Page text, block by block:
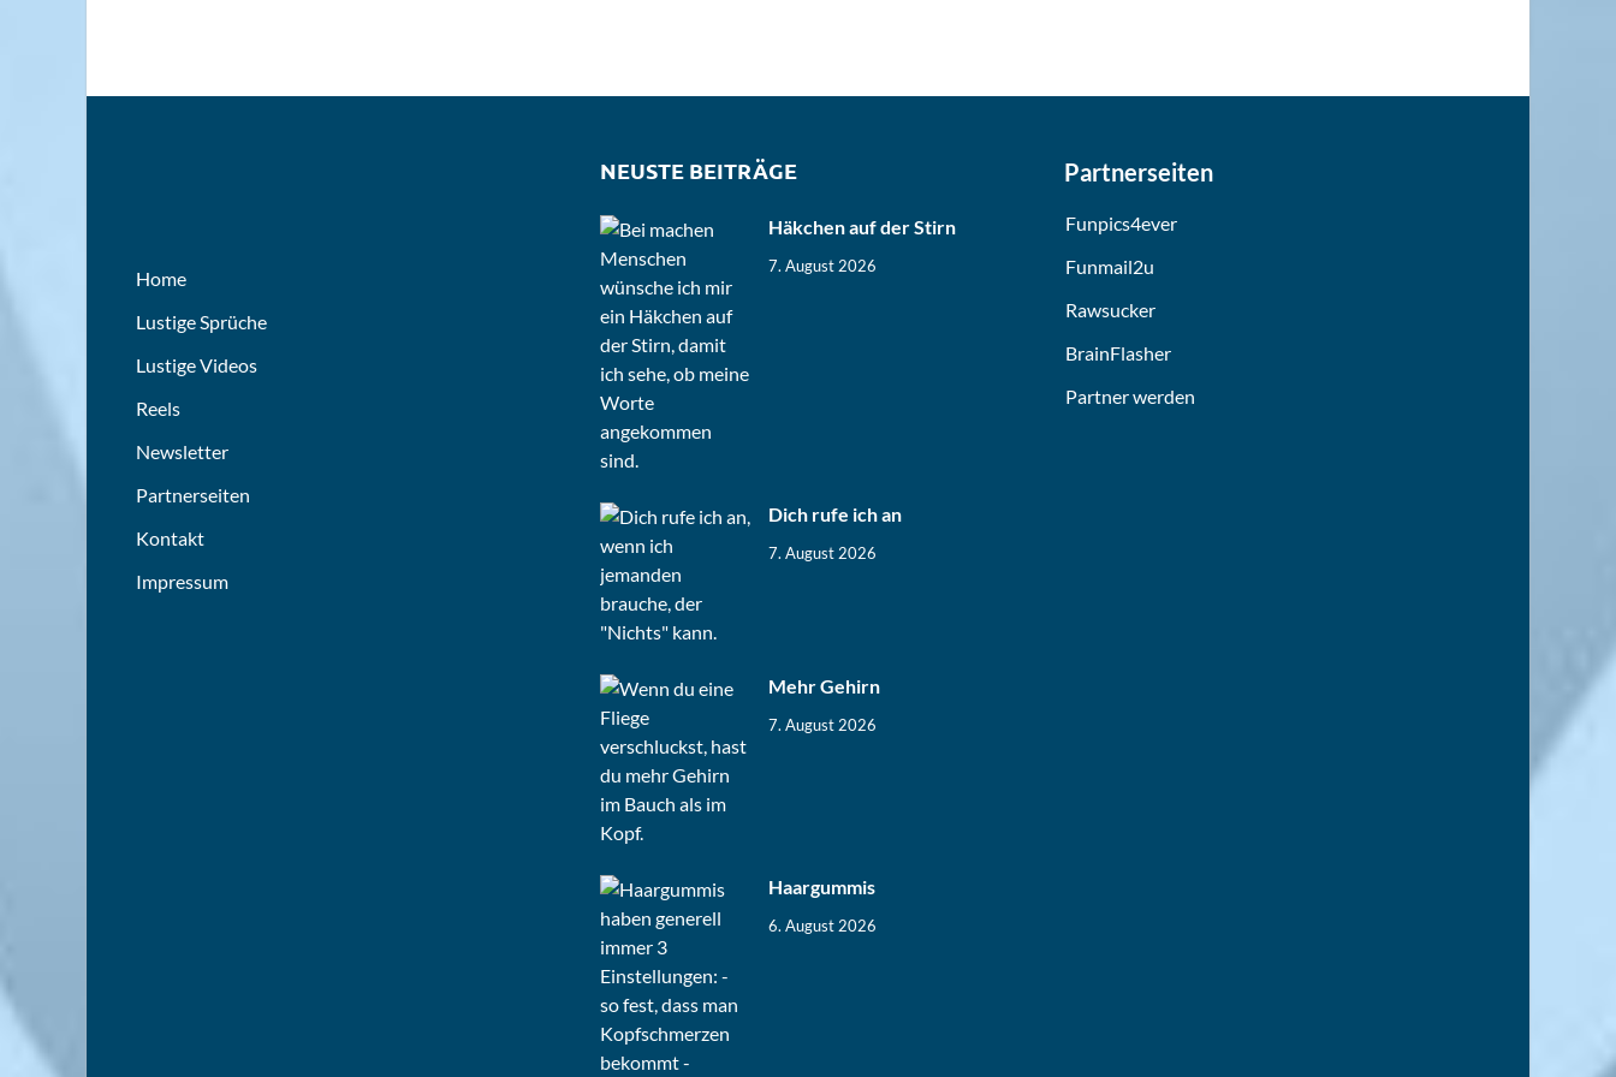
Home
Lustige Sprüche
Lustige Videos
Reels
Newsletter
Partnerseiten
Kontakt
Impressum
NEUSTE BEITRÄGE
Häkchen auf der Stirn
7. August 2026
Dich rufe ich an
7. August 2026
Mehr Gehirn
7. August 2026
Haargummis
6. August 2026
Partnerseiten
Funpics4ever
Funmail2u
Rawsucker
BrainFlasher
Partner werden